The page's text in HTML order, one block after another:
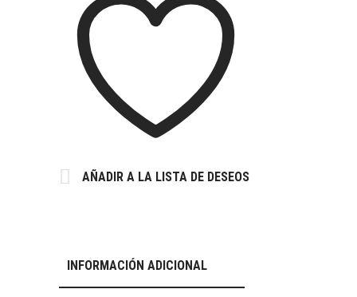
AÑADIR A LA LISTA DE DESEOS
INFORMACIÓN ADICIONAL